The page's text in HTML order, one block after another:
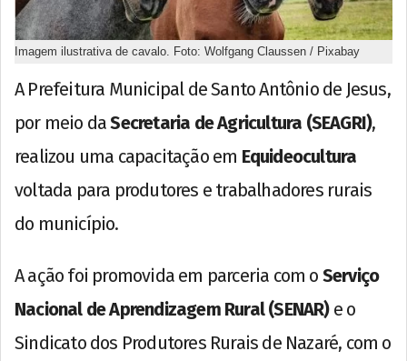
Imagem ilustrativa de cavalo. Foto: Wolfgang Claussen / Pixabay
A Prefeitura Municipal de Santo Antônio de Jesus,
por meio daSecretaria de Agricultura (SEAGRI),
realizou uma capacitação em Equideocultura
voltada para produtores e trabalhadores rurais
do município.
A ação foi promovida em parceria com o Serviço
Nacional de Aprendizagem Rural (SENAR)e o
Sindicato dos Produtores Rurais de Nazaré, com o